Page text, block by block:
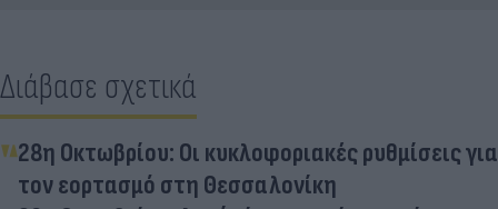
Διάβασε σχετικά
28η Οκτωβρίου: Οι κυκλοφοριακές ρυθμίσεις για
τον εορτασμό στη Θεσσαλονίκη